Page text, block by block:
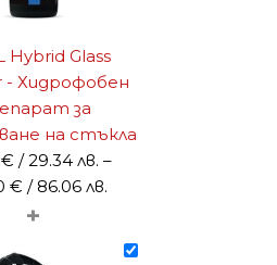
Hybrid Glass
- Хидрофобен
за
на стъкла
€ / 29.34 лв. –
€ / 86.06 лв.
+